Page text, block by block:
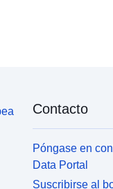
Contacto
Póngase en
Data Portal
Suscribirse al